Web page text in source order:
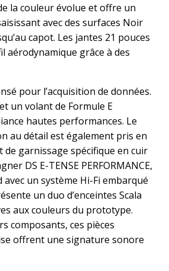
la couleur évolue et offre un
avec des surfaces Noir
capot. Les jantes 21 pouces
aérodynamique grâce à des
pour l’acquisition de données.
un volant de Formule E
hautes performances. Le
au détail est également pris en
de garnissage spécifique en cuir
DS E-TENSE PERFORMANCE,
avec un système Hi-Fi embarqué
un duo d’enceintes Scala
aux couleurs du prototype.
composants, ces pièces
offrent une signature sonore